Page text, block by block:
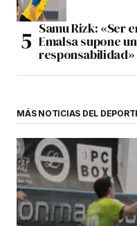
Samu Rizk: «Ser
Emalsa supone
responsabilidad»
MÁS NOTICIAS DEL